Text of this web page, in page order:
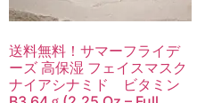
送料無料！サマーフライデ
ーズ 高保湿 フェイスマスク
ナイアシナミド ビタミン